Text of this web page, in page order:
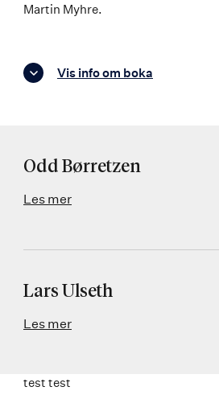
Martin Myhre.
Vis info om boka
Odd Børretzen
Les mer
Lars Ulseth
Les mer
test test